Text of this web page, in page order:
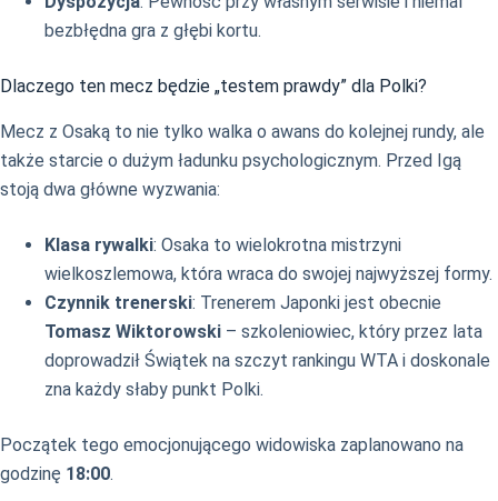
bezbłędna gra z głębi kortu.
Dlaczego ten mecz będzie „testem prawdy” dla Polki?
Mecz z Osaką to nie tylko walka o awans do kolejnej rundy, ale
także starcie o dużym ładunku psychologicznym. Przed Igą
stoją dwa główne wyzwania:
Klasa rywalki: Osaka to wielokrotna mistrzyni
wielkoszlemowa, która wraca do swojej najwyższej formy.
Czynnik trenerski: Trenerem Japonki jest obecnie
Tomasz Wiktorowski – szkoleniowiec, który przez lata
doprowadził Świątek na szczyt rankingu WTA i doskonale
zna każdy słaby punkt Polki.
Początek tego emocjonującego widowiska zaplanowano na
godzinę 18:00.